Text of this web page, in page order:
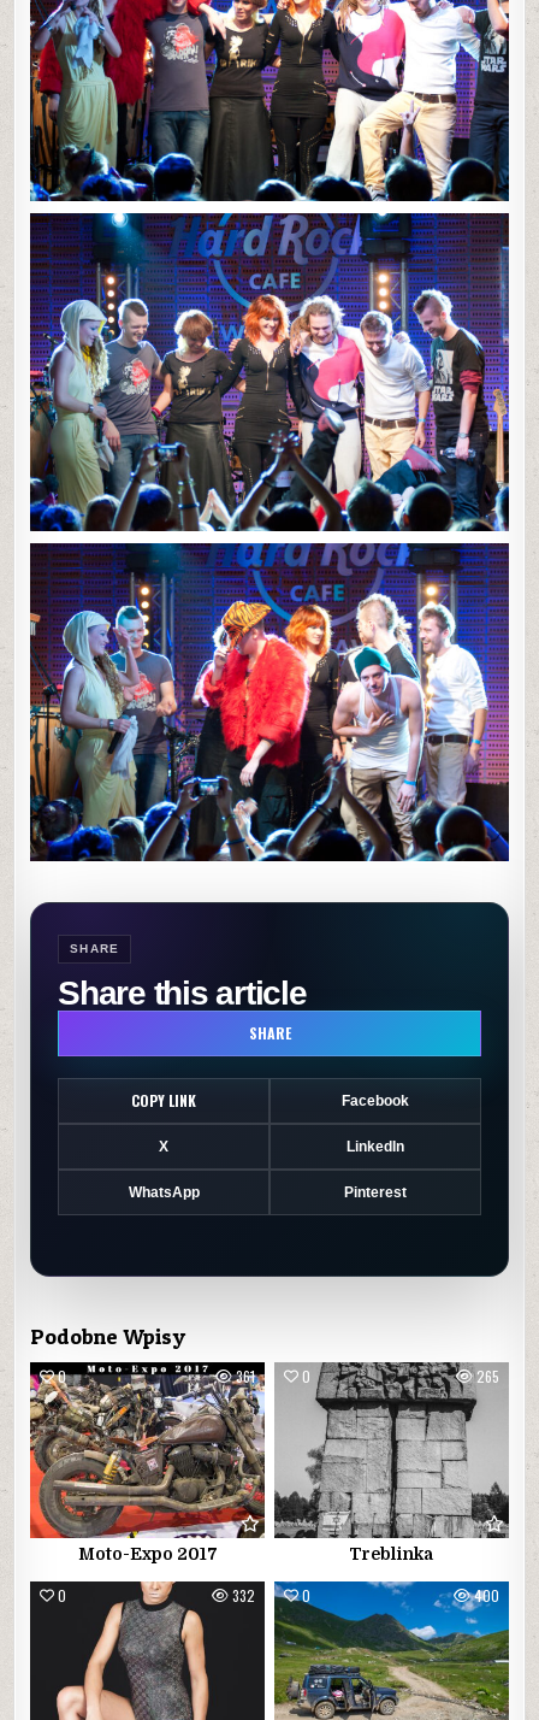
SHARE
Share this article
SHARE
COPY LINK Facebook
X LinkedIn
WhatsApp Pinterest
Podobne Wpisy
0 361
Moto-Expo 2017
0 265
Treblinka
0 332 0 400